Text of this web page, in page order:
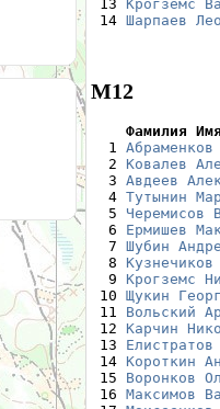
13 Крогземс
14 Шарпаев
М12
Фамилия
1 Абраменков
  2
Ковалев
  3
Авдеев
  4
Тутынин
  5
Черемисов
  6
Ермишев
  7
Шубин
  8
Кузнечиков
  9
Крогземс
10 Щукин
11 Вольский
12 Карчин
13 Елистратов
14 Короткин
15 Воронков
16 Максимов